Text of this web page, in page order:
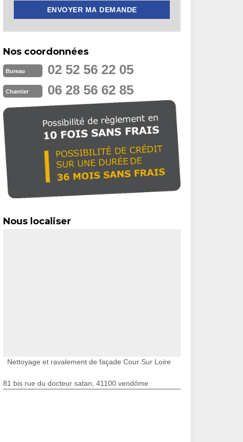
Nos coordonnées
Bureau 02 52 56 22 05
Chantier 06 28 56 62 85
Nous localiser
Nettoyage et ravalement de façade Cour Sur Loire
81 bis rue du docteur satan, 41100 vendôme